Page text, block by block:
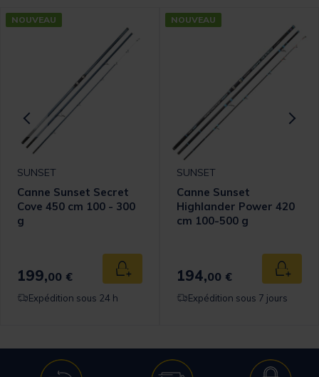
panier
NOUVEAU
SUNSET
Canne Sunset Secret
Cove 450 cm 100 - 300
g
199,00 € Ajouter au panier
Expédition sous 24 h
NOUVEAU
SUNSET
Canne Sunset
Highlander Power 420
cm 100-500 g
194,00 €
Expédition sous 7 jours